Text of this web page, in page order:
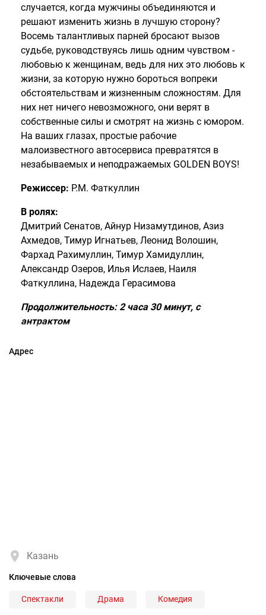
случается, когда мужчины объединяются и
решают изменить жизнь в лучшую сторону?
Восемь талантливых парней бросают вызов
судьбе, руководствуясь лишь одним чувством -
любовью к женщинам, ведь для них это любовь к
жизни, за которую нужно бороться вопреки
обстоятельствам и жизненным сложностям. Для
них нет ничего невозможного, они верят в
собственные силы и смотрят на жизнь с юмором.
На ваших глазах, простые рабочие
малоизвестного автосервиса превратятся в
незабываемых и неподражаемых GOLDEN BOYS!
Режиссер: Р.М. Фаткуллин
В ролях:
Дмитрий Сенатов, Айнур Низамутдинов, Азиз
Ахмедов, Тимур Игнатьев, Леонид Волошин,
Фархад Рахимуллин, Тимур Хамидуллин,
Александр Озеров, Илья Ислаев, Наиля
Фаткуллина, Надежда Герасимова
Продолжительность: 2 часа 30 минут, с
антрактом
Адрес
Казань
Ключевые слова
Спектакли Драма Комедия